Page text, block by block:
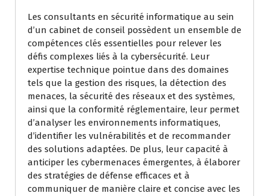
Les consultants en sécurité informatique au sein
d’un cabinet de conseil possèdent un ensemble de
compétences clés essentielles pour relever les
défis complexes liés à la cybersécurité. Leur
expertise technique pointue dans des domaines
tels que la gestion des risques, la détection des
menaces, la sécurité des réseaux et des systèmes,
ainsi que la conformité réglementaire, leur permet
d’analyser les environnements informatiques,
d’identifier les vulnérabilités et de recommander
des solutions adaptées. De plus, leur capacité à
anticiper les cybermenaces émergentes, à élaborer
des stratégies de défense efficaces et à
communiquer de manière claire et concise avec les